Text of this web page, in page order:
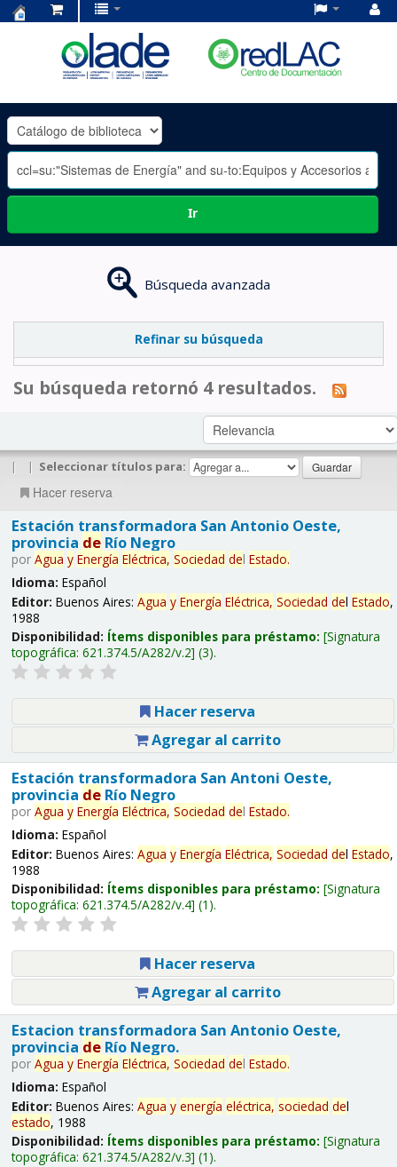
OLADE
-
Ir
Búsqueda avanzada
Refinar su búsqueda
Su búsqueda retornó 4 resultados.
| | Seleccionar títulos para:
Hacer reserva
Estación transformadora San Antonio Oeste,
provincia deRío Negro
por Agua y Energía Eléctrica, Sociedad del Estado.
Idioma: Español
Editor: Buenos Aires: Agua y Energía Eléctrica, Sociedad del Estado,
1988
Disponibilidad: Ítems disponibles para préstamo: Signatura
topográfica: 621.374.5/A282/v.2 (3).
Hacer reserva
Agregar al carrito
Estación transformadora San Antoni Oeste,
provincia deRío Negro
por Agua y Energía Eléctrica, Sociedad del Estado.
Idioma: Español
Editor: Buenos Aires: Agua y Energía Eléctrica, Sociedad del Estado,
1988
Disponibilidad: Ítems disponibles para préstamo: Signatura
topográfica: 621.374.5/A282/v.4 (1).
Hacer reserva
Agregar al carrito
Estacion transformadora San Antonio Oeste,
provincia deRío Negro.
por Agua y Energía Eléctrica, Sociedad del Estado.
Idioma: Español
Editor: Buenos Aires: Agua y energía eléctrica, sociedad del
estado, 1988
Disponibilidad: Ítems disponibles para préstamo: Signatura
topográfica: 621.374.5/A282/v.3 (1).